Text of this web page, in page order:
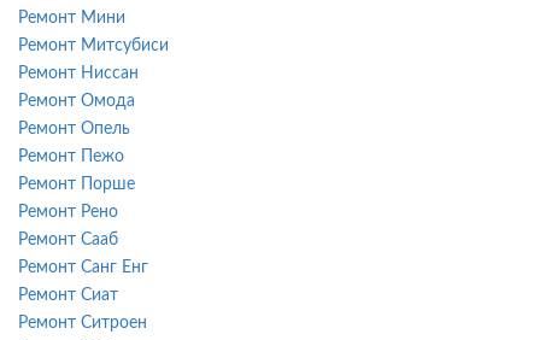
Ремонт Мини
Ремонт Митсубиси
Ремонт Ниссан
Ремонт Омода
Ремонт Опель
Ремонт Пежо
Ремонт Порше
Ремонт Рено
Ремонт Сааб
Ремонт Санг Енг
Ремонт Сиат
Ремонт Ситроен